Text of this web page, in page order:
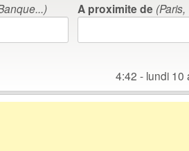
A proximite de
4:42 - lundi